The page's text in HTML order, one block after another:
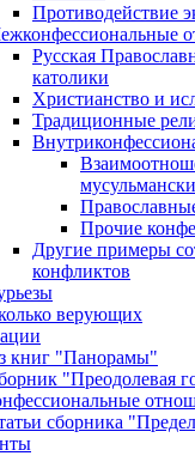
Противодействие
Русская
католики
Христианство и
Традиционные
Прочие
Другие примеры
конфликтов
верующих
книг "Панорамы"
"Преодолевая
сборника